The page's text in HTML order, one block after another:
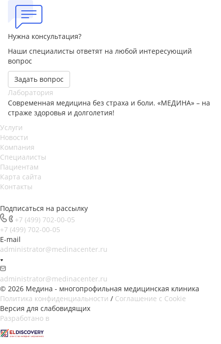
Нужна консультация?
Наши специалисты ответят на любой интересующий
вопрос
Задать вопрос
Лаборатория
Современная медицина без страха и боли. «МЕДИНА» – на
страже здоровья и долголетия!
Услуги
Новости
Компания
Специалисты
Пациентам
Карта сайта
Контакты
Подписаться на рассылку
+7 (499) 702-00-05
+7 (499) 702-00-05
E-mail
administrator@medinacenter.ru
administrator@medinacenter.ru
© 2026 Медина - многопрофильная медицинская клиника
Политика конфиденциальности / Соглашение с Cookie
Версия для слабовидящих
Разработано в